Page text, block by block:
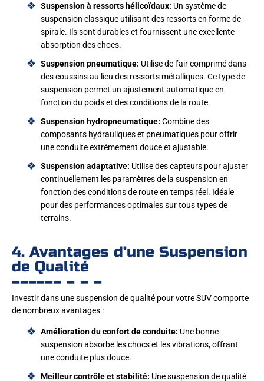
Suspension à ressorts hélicoïdaux: Un système de
suspension classique utilisant des ressorts en forme de
spirale. Ils sont durables et fournissent une excellente
absorption des chocs.
Suspension pneumatique: Utilise de l’air comprimé dans
des coussins au lieu des ressorts métalliques. Ce type de
suspension permet un ajustement automatique en
fonction du poids et des conditions de la route.
Suspension hydropneumatique: Combine des
composants hydrauliques et pneumatiques pour offrir
une conduite extrêmement douce et ajustable.
Suspension adaptative: Utilise des capteurs pour ajuster
continuellement les paramètres de la suspension en
fonction des conditions de route en temps réel. Idéale
pour des performances optimales sur tous types de
terrains.
4. Avantages d’une Suspension
de Qualité
Investir dans une suspension de qualité pour votre SUV comporte
de nombreux avantages :
Amélioration du confort de conduite: Une bonne
suspension absorbe les chocs et les vibrations, offrant
une conduite plus douce.
Meilleur contrôle et stabilité: Une suspension de qualité